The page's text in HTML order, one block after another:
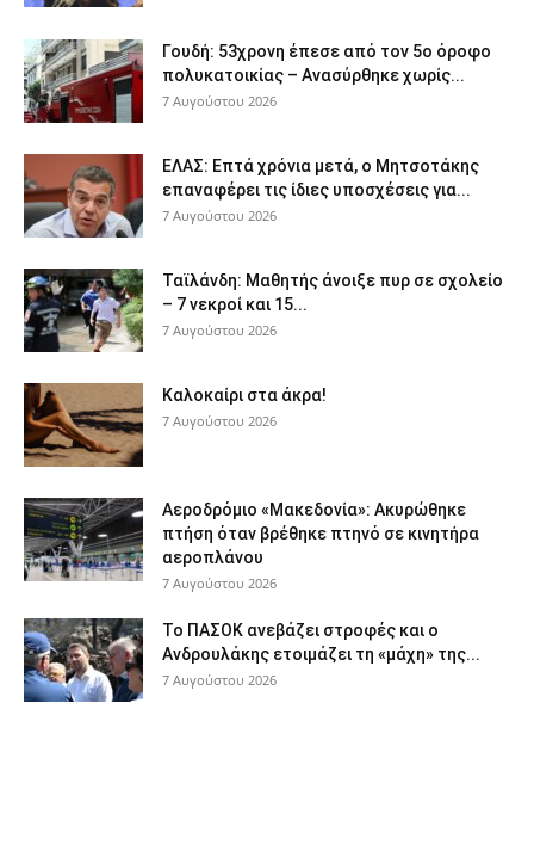
Γουδή: 53χρονη έπεσε από τον 5ο όροφο
πολυκατοικίας – Ανασύρθηκε χωρίς...
7 Αυγούστου 2026
ΕΛΑΣ: Επτά χρόνια μετά, ο Μητσοτάκης
επαναφέρει τις ίδιες υποσχέσεις για...
7 Αυγούστου 2026
Ταϊλάνδη: Μαθητής άνοιξε πυρ σε σχολείο
– 7 νεκροί και 15...
7 Αυγούστου 2026
Καλοκαίρι στα άκρα!
7 Αυγούστου 2026
Αεροδρόμιο «Μακεδονία»: Ακυρώθηκε
πτήση όταν βρέθηκε πτηνό σε κινητήρα
αεροπλάνου
7 Αυγούστου 2026
Το ΠΑΣΟΚ ανεβάζει στροφές και ο
Ανδρουλάκης ετοιμάζει τη «μάχη» της...
7 Αυγούστου 2026